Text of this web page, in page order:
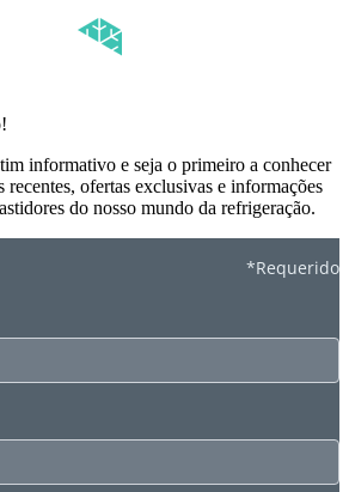
informativo e seja o primeiro a conhecer
recentes, ofertas exclusivas e informações
do nosso mundo da refrigeração.
*Requerido